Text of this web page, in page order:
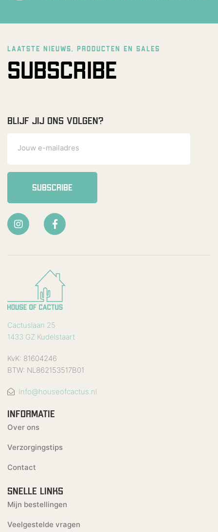
LAATSTE NIEUWS, PRODUCTEN EN SALES
SUBSCRIBE
BLIJF JIJ ONS VOLGEN?
SUBSCRIBE
Cactuslaan 25
1433 GZ Kudelstaart
KvK: 81604246
BTW: NL862153517B01
Info@houseofcactus.nl
INFORMATIE
Over ons
Verzorgingstips
Contact
SNELLE LINKS
Mijn bestellingen
Veelgestelde vragen